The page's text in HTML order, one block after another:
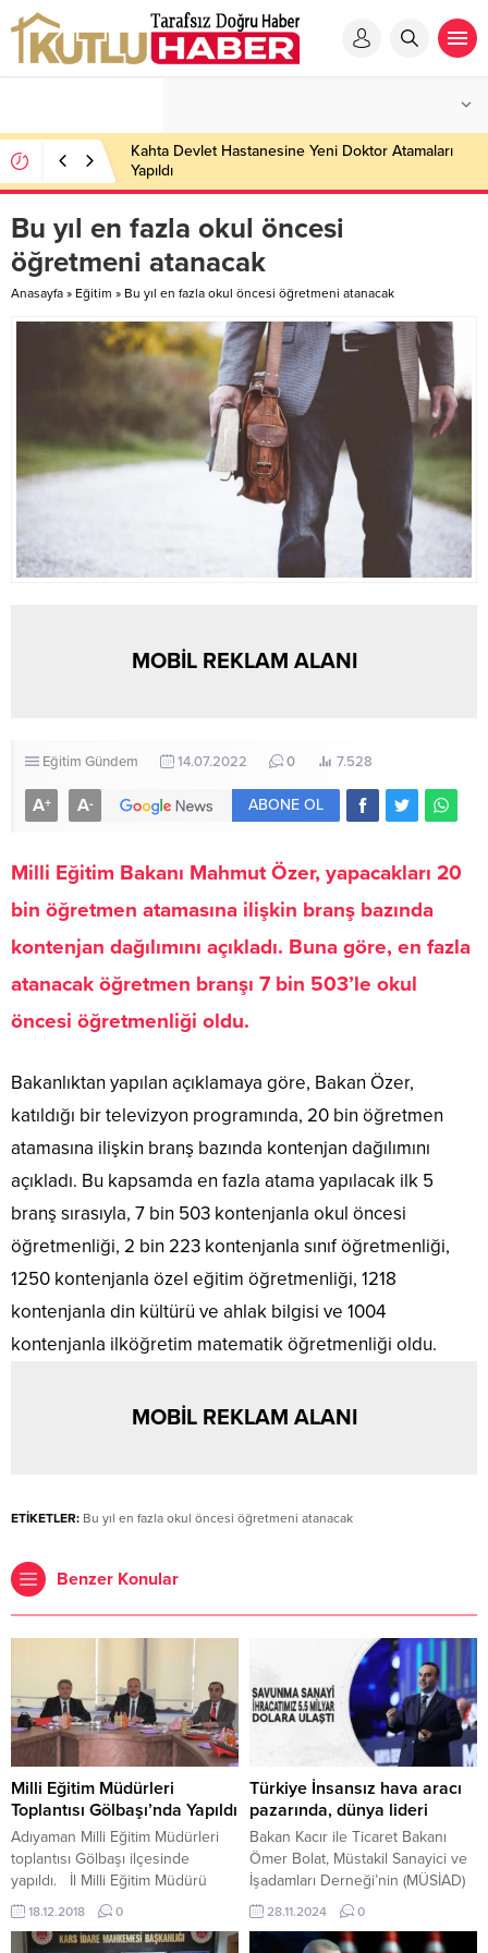
Kahta Devlet Hastanesine Yeni Doktor Atamaları
Yapıldı
Bu yıl en fazla okul öncesi
öğretmeni atanacak
Anasayfa » Eğitim » Bu yıl en fazla okul öncesi öğretmeni atanacak
MOBİL REKLAM ALANI
Eğitim Gündem 14.07.2022 0 7.528
A+ A- ABONE OL
Milli Eğitim Bakanı Mahmut Özer, yapacakları 20
bin öğretmen atamasına ilişkin branş bazında
kontenjan dağılımını açıkladı. Buna göre, en fazla
atanacak öğretmen branşı 7 bin 503’le okul
öncesi öğretmenliği oldu.
Bakanlıktan yapılan açıklamaya göre, Bakan Özer,
katıldığı bir televizyon programında, 20 bin öğretmen
atamasına ilişkin branş bazında kontenjan dağılımını
açıkladı. Bu kapsamda en fazla atama yapılacak ilk 5
branş sırasıyla, 7 bin 503 kontenjanla okul öncesi
öğretmenliği, 2 bin 223 kontenjanla sınıf öğretmenliği,
1250 kontenjanla özel eğitim öğretmenliği, 1218
kontenjanla din kültürü ve ahlak bilgisi ve 1004
kontenjanla ilköğretim matematik öğretmenliği oldu.
MOBİL REKLAM ALANI
ETİKETLER: Bu yıl en fazla okul öncesi öğretmeni atanacak
Benzer Konular
Milli Eğitim Müdürleri
Toplantısı Gölbaşı’nda Yapıldı
Adıyaman Milli Eğitim Müdürleri
toplantısı Gölbaşı ilçesinde
yapıldı. İl Milli Eğitim Müdürü
Ahmet Alagöz başkanlığında
düzenlenen toplantıya, İl Milli
Eğitim Müdür Yardımcıları Mehmet
18.12.2018 0
Türkiye İnsansız hava aracı
pazarında, dünya lideri
Bakan Kacır ile Ticaret Bakanı
Ömer Bolat, Müstakil Sanayici ve
İşadamları Derneği’nin (MÜSİAD)
183 şube başkanı ile bir araya
geldi. İSTANBUL-BHA İş
dünyasının önemli etkinlikleri
28.11.2024 0